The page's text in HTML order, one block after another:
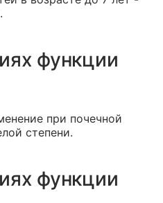
функции
при почечной
степени.
функции